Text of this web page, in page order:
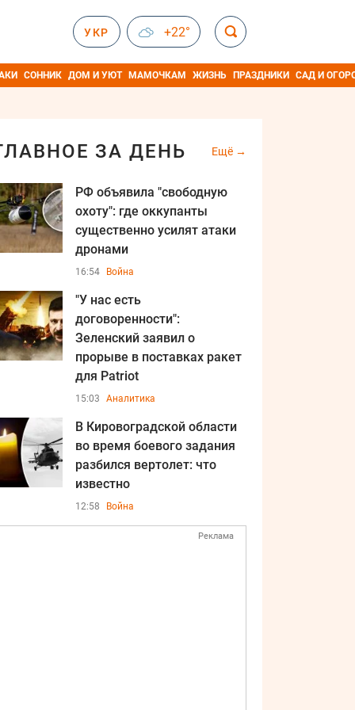
УКР +22°
СОННИК ДОМ И УЮТ МАМОЧКАМ ЖИЗНЬ ПРАЗДНИКИ САД И
ЗА ДЕНЬ Ещё
РФ объявила "свободную
охоту": где оккупанты
существенно усилят атаки
дронами
16:54 Война
"У нас есть
договоренности":
Зеленский заявил о
прорыве в поставках ракет
для Patriot
15:03 Аналитика
В Кировоградской области
во время боевого задания
разбился вертолет: что
известно
12:58 Война
Реклама